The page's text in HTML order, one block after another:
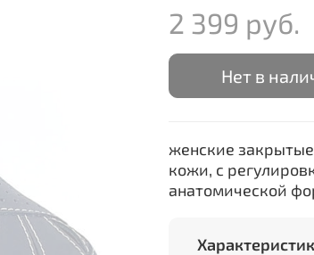
2 399 руб.
Нет в
женские закрытые
кожи, с
анатомической